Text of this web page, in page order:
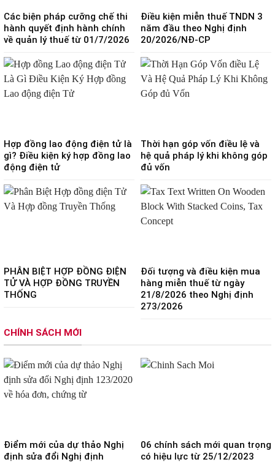
Các biện pháp cưỡng chế thi
hành quyết định hành chính
về quản lý thuế từ 01/7/2026
Điều kiện miễn thuế TNDN 3
năm đầu theo Nghị định
20/2026/NĐ-CP
Hợp đồng lao động điện tử là
gì? Điều kiện ký hợp đồng lao
động điện tử
Thời hạn góp vốn điều lệ và
hệ quả pháp lý khi không góp
đủ vốn
PHÂN BIỆT HỢP ĐỒNG ĐIỆN
TỬ VÀ HỢP ĐỒNG TRUYỀN
THỐNG
Đối tượng và điều kiện mua
hàng miễn thuế từ ngày
21/8/2026 theo Nghị định
273/2026
CHÍNH SÁCH MỚI
Điểm mới của dự thảo Nghị
định sửa đổi Nghị định
06 chính sách mới quan trọng
có hiệu lực từ 25/12/2023